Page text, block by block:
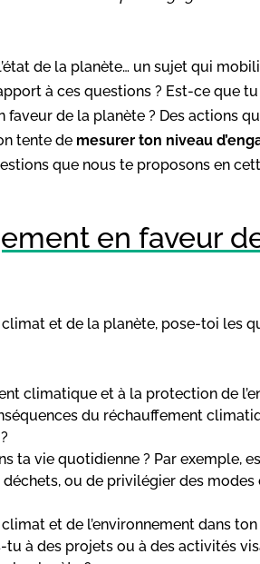
de la planète… un sujet qui
à ces questions ? Est-ce que tu
de la planète ? Des actions
tente de mesurer ton niveau
que nous te proposons en
en faveur
et de la planète, pose-toi les
climatique et à la protection de
du réchauffement
ta vie quotidienne ? Par exemple,
ou de privilégier des
et de l’environnement dans
à des projets ou à des activités